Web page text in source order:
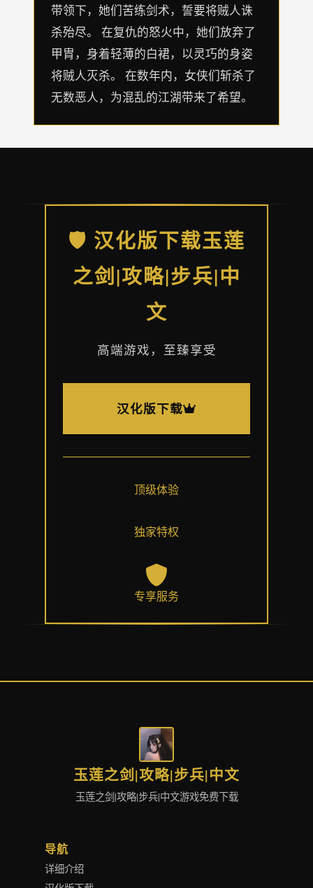
带领下，她们苦练剑术，誓要将贼人诛
杀殆尽。 在复仇的怒火中，她们放弃了
甲胄，身着轻薄的白裙，以灵巧的身姿
将贼人灭杀。 在数年内，女侠们斩杀了
无数恶人，为混乱的江湖带来了希望。
🛡️ 汉化版下载玉莲
之剑|攻略|步兵|中
文
高端游戏，至臻享受
汉化版下载
顶级体验
独家特权
专享服务
玉莲之剑|攻略|步兵|中文
玉莲之剑|攻略|步兵|中文游戏免费下载
导航
详细介绍